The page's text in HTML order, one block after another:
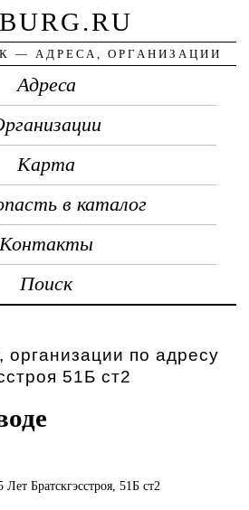
— АДРЕСА, ОРГАНИЗАЦИИ
Адреса
Карта
в каталог
Контакты
Поиск
организации по адресу
51Б ст2
Лет Братскгэсстроя, 51Б ст2